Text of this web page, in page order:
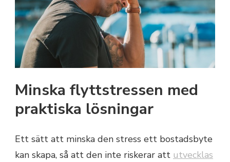
Minska flyttstressen med
praktiska lösningar
Ett sätt att minska den stress ett bostadsbyte
kan skapa, så att den inte riskerar att utvecklas